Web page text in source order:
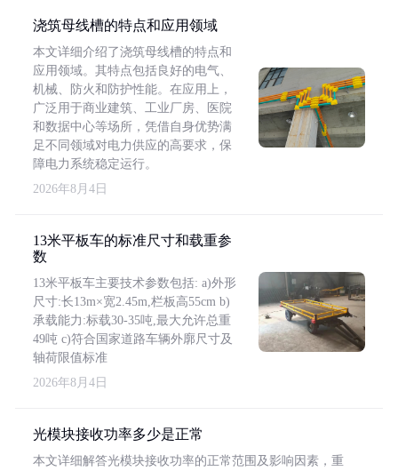
浇筑母线槽的特点和应用领域
本文详细介绍了浇筑母线槽的特点和
应用领域。其特点包括良好的电气、
机械、防火和防护性能。在应用上，
广泛用于商业建筑、工业厂房、医院
和数据中心等场所，凭借自身优势满
足不同领域对电力供应的高要求，保
障电力系统稳定运行。
2026年8月4日
13米平板车的标准尺寸和载重参
数
13米平板车主要技术参数包括: a)外形
尺寸:长13m×宽2.45m,栏板高55cm b)
承载能力:标载30-35吨,最大允许总重
49吨 c)符合国家道路车辆外廓尺寸及
轴荷限值标准
2026年8月4日
光模块接收功率多少是正常
本文详细解答光模块接收功率的正常范围及影响因素，重